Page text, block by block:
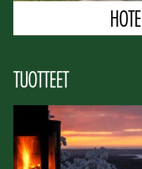
TUOTTEET